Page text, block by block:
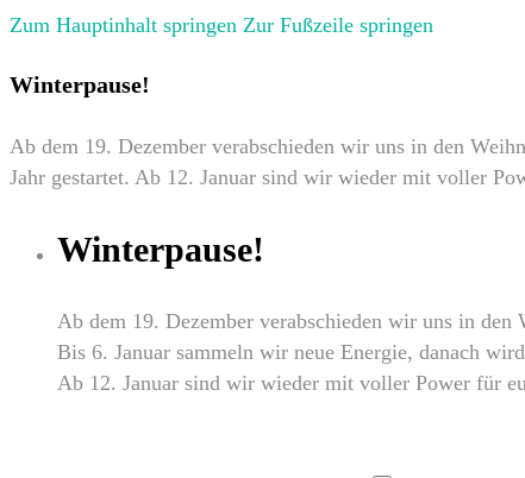
Zum Hauptinhalt springen Zur Fußzeile springen
Winterpause!
Ab dem 19. Dezember verabschieden wir uns in den
Jahr gestartet. Ab 12. Januar sind wir wieder mit voller
Winterpause!
Ab dem 19. Dezember verabschieden wir uns in den
Bis 6. Januar sammeln wir neue Energie, danach
Ab 12. Januar sind wir wieder mit voller Power für